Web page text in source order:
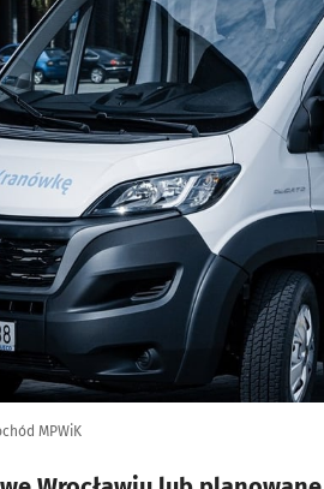
MPWiK